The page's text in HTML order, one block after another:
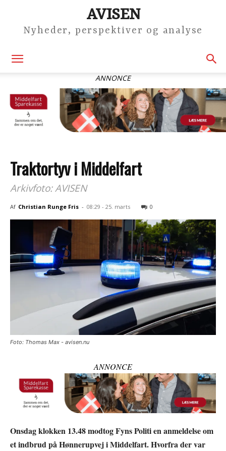
AVISEN
Nyheder, perspektiver og analyse
ANNONCE
Traktortyv i Middelfart
Arkivfoto: AVISEN
Af Christian Runge Fris - 08:29 - 25. marts 0
Foto: Thomas Max - avisen.nu
ANNONCE
Onsdag klokken 13.48 modtog Fyns Politi en anmeldelse om
et indbrud på Hønnerupvej i Middelfart. Hvorfra der var